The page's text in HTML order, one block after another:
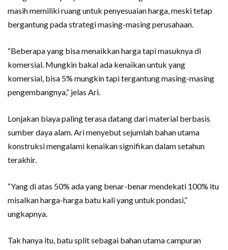
masih memiliki ruang untuk penyesuaian harga, meski tetap
bergantung pada strategi masing-masing perusahaan.
“Beberapa yang bisa menaikkan harga tapi masuknya di
komersial. Mungkin bakal ada kenaikan untuk yang
komersial, bisa 5% mungkin tapi tergantung masing-masing
pengembangnya,” jelas Ari.
Lonjakan biaya paling terasa datang dari material berbasis
sumber daya alam. Ari menyebut sejumlah bahan utama
konstruksi mengalami kenaikan signifikan dalam setahun
terakhir.
“Yang di atas 50% ada yang benar-benar mendekati 100% itu
misalkan harga-harga batu kali yang untuk pondasi,”
ungkapnya.
Tak hanya itu, batu split sebagai bahan utama campuran